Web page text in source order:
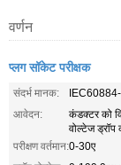
वर्णन
प्लग सॉकेट परीक्षक
संदर्भ मानक:
आवेदन:
कंडक्टर को
वोल्टेज ड्रॉप
परीक्षण वर्तमान:0-30ए